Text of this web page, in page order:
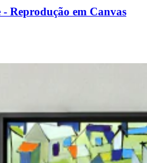
Reprodução em Canvas